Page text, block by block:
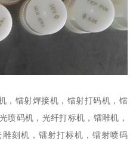
，镭射焊接机，镭射打码机，镭
喷码机，光纤打标机，镭雕机，
刻机，镭射打标机，镭射喷码